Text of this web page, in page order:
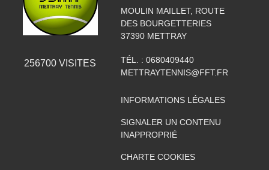
256700 VISITES
MOULIN MAILLET, ROUTE
DES BOURGETTERIES
37390 METTRAY
TÉL. : 0680409440
METTRAYTENNIS@FFT.FR
INFORMATIONS LÉGALES
SIGNALER UN CONTENU
INAPPROPRIÉ
CHARTE COOKIES